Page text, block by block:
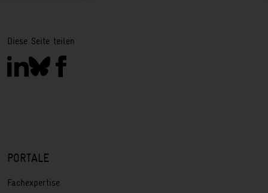
Diese Seite teilen
PORTALE
Fachexpertise